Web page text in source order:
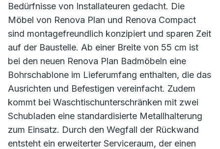
Bedürfnisse von Installateuren gedacht. Die
Möbel von Renova Plan und Renova Compact
sind montagefreundlich konzipiert und sparen Zeit
auf der Baustelle. Ab einer Breite von 55 cm ist
bei den neuen Renova Plan Badmöbeln eine
Bohrschablone im Lieferumfang enthalten, die das
Ausrichten und Befestigen vereinfacht. Zudem
kommt bei Waschtischunterschränken mit zwei
Schubladen eine standardisierte Metallhalterung
zum Einsatz. Durch den Wegfall der Rückwand
entsteht ein erweiterter Serviceraum, der einen